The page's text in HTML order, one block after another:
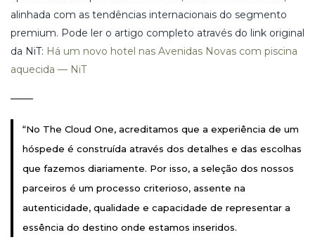
alinhada com as tendências internacionais do segmento
premium. Pode ler o artigo completo através do link original
da NiT: Há um novo hotel nas Avenidas Novas com piscina
aquecida — NiT
“No The Cloud One, acreditamos que a experiência de um
hóspede é construída através dos detalhes e das escolhas
que fazemos diariamente. Por isso, a seleção dos nossos
parceiros é um processo criterioso, assente na
autenticidade, qualidade e capacidade de representar a
essência do destino onde estamos inseridos.